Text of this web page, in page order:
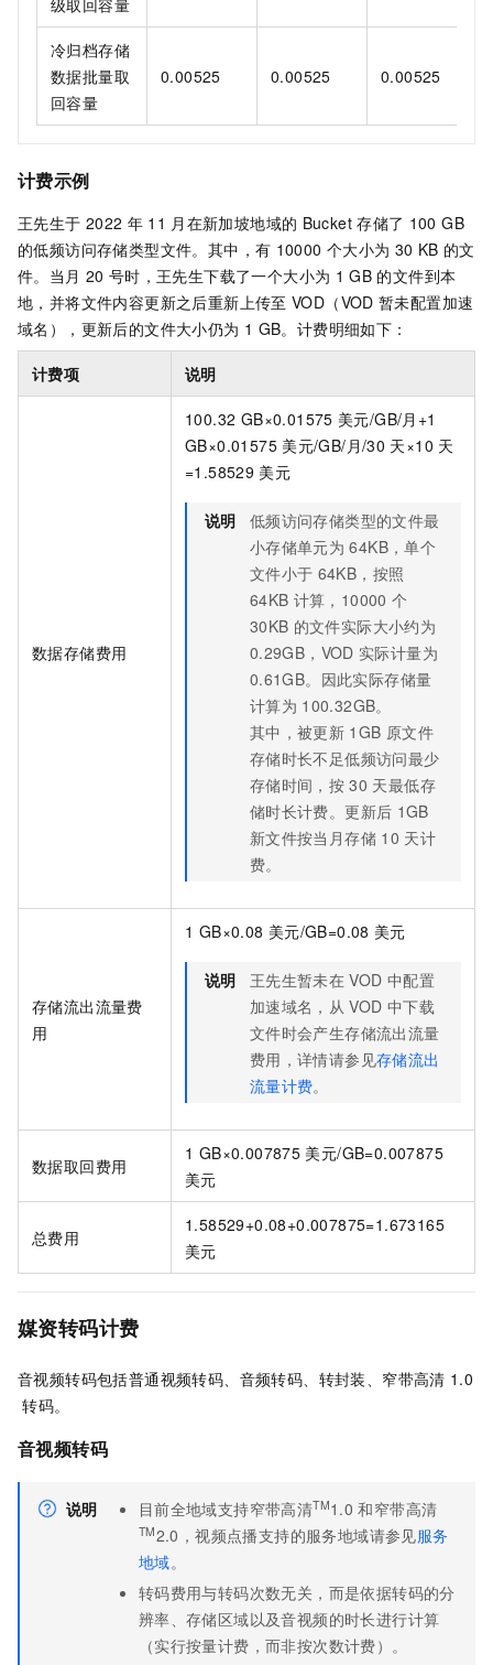
冷归档存储
数据批量取
回容量
0.00525 0.00525 0.00525
计费示例
王先生于 2022 年 11 月在新加坡地域的 Bucket 存储了 100 GB
的低频访问存储类型文件。其中，有 10000 个大小为 30 KB 的文
件。当月 20 号时，王先生下载了一个大小为 1 GB 的文件到本
地，并将文件内容更新之后重新上传至 VOD（VOD 暂未配置加速
域名），更新后的文件大小仍为 1 GB。计费明细如下：
计费项 说明
数据存储费用
100.32 GB×0.01575 美元/GB/月+1
GB×0.01575 美元/GB/月/30 天×10 天
=1.58529 美元
说明
低频访问存储类型的文件最
小存储单元为 64KB，单个
文件小于 64KB，按照
64KB 计算，10000 个
30KB 的文件实际大小约为
0.29GB，VOD 实际计量为
0.61GB。因此实际存储量
计算为 100.32GB。
其中，被更新 1GB 原文件
存储时长不足低频访问最少
存储时间，按 30 天最低存
储时长计费。更新后 1GB
新文件按当月存储 10 天计
费。
存储流出流量费
用
1 GB×0.08 美元/GB=0.08 美元
说明 王先生暂未在 VOD 中配置
加速域名，从 VOD 中下载
文件时会产生存储流出流量
费用，详情请参见存储流出
流量计费。
数据取回费用
1 GB×0.007875 美元/GB=0.007875
美元
总费用
1.58529+0.08+0.007875=1.673165
美元
媒资转码计费
音视频转码包括普通视频转码、音频转码、转封装、窄带高清 1.0
转码。
音视频转码
说明 目前全地域支持窄带高清TM1.0 和窄带高清
TM2.0，视频点播支持的服务地域请参见服务
地域。
转码费用与转码次数无关，而是依据转码的分
辨率、存储区域以及音视频的时长进行计算
（实行按量计费，而非按次数计费）。